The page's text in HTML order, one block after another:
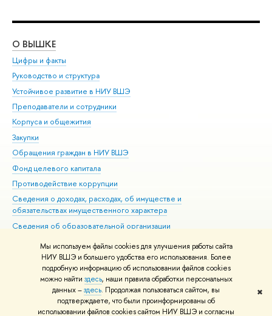
Мы используем файлы cookies для улучшения работы сайта
НИУ ВШЭ и большего удобства его использования. Более
подробную информацию об использовании файлов cookies
можно найти здесь, наши правила обработки персональных
данных –здесь. Продолжая пользоваться сайтом, вы
подтверждаете, что были проинформированы об
использовании файлов cookies сайтом НИУ ВШЭ и согласны
✖
О ВЫШКЕ
Цифры и факты
Руководство и структура
Устойчивое развитие в НИУ ВШЭ
Преподаватели и сотрудники
Корпуса и общежития
Закупки
Обращения граждан в НИУ ВШЭ
Фонд целевого капитала
Противодействие коррупции
Сведения о доходах, расходах, об имуществе и
обязательствах имущественного характера
Сведения об образовательной организации
Людям с ограниченными возможностями здоровья
Единая платежная страница
Работа в Вышке
© НИУ ВШЭ 1993–2026 Адреса и контакты Условия использования